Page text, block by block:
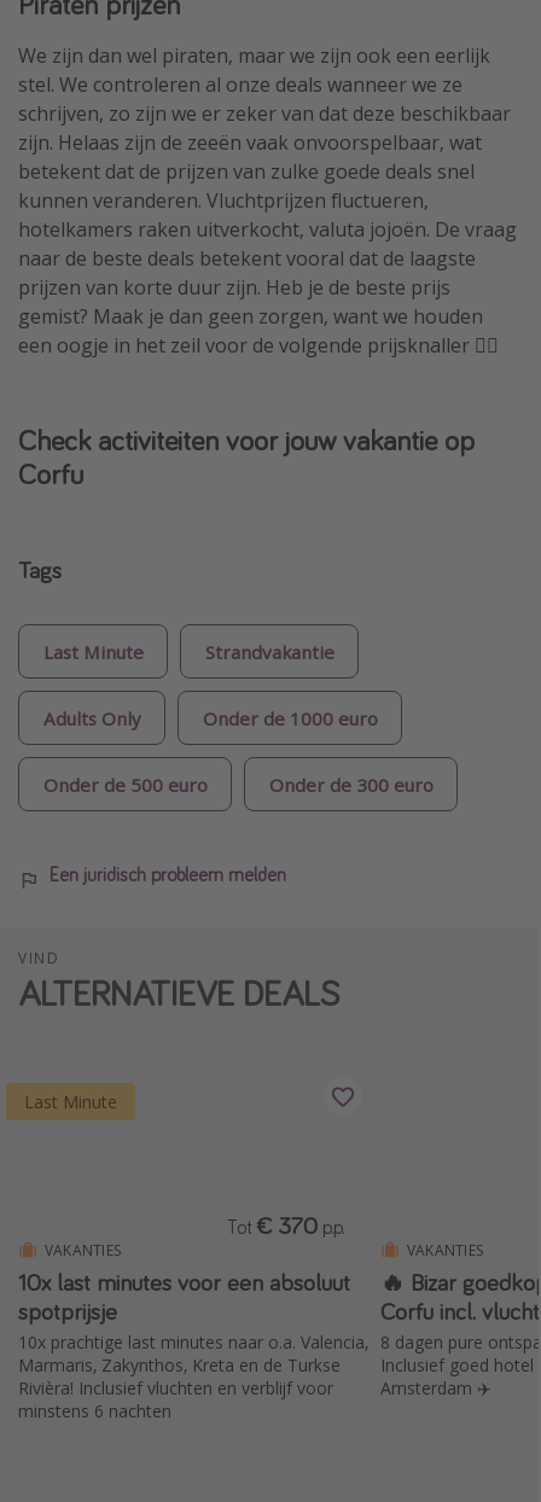
We zijn dan wel piraten, maar we zijn ook een eerlijk
stel. We controleren al onze deals wanneer we ze
schrijven, zo zijn we er zeker van dat deze beschikbaar
zijn. Helaas zijn de zeeën vaak onvoorspelbaar, wat
betekent dat de prijzen van zulke goede deals snel
kunnen veranderen. Vluchtprijzen fluctueren,
hotelkamers raken uitverkocht, valuta jojoën. De vraag
naar de beste deals betekent vooral dat de laagste
prijzen van korte duur zijn. Heb je de beste prijs
gemist? Maak je dan geen zorgen, want we houden
een oogje in het zeil voor de volgende prijsknaller 🏴‍☠️
Check activiteiten voor jouw vakantie op
Corfu
Tags
Last Minute Strandvakantie
Adults Only Onder de 1000 euro
Onder de 500 euro Onder de 300 euro
Een juridisch probleem melden
VIND
ALTERNATIEVE DEALS
Last Minute
VAKANTIES
10x last minutes voor een absoluut
spotprijsje
10x prachtige last minutes naar o.a. Valencia,
Marmaris, Zakynthos, Kreta en de Turkse
Rivièra! Inclusief vluchten en verblijf voor
minstens 6 nachten
Tot € 370 p.p.
VAKANTIES
🔥 Bizar
Corfu incl.
8 dagen pure
Inclusief goed
Amsterdam ✈️